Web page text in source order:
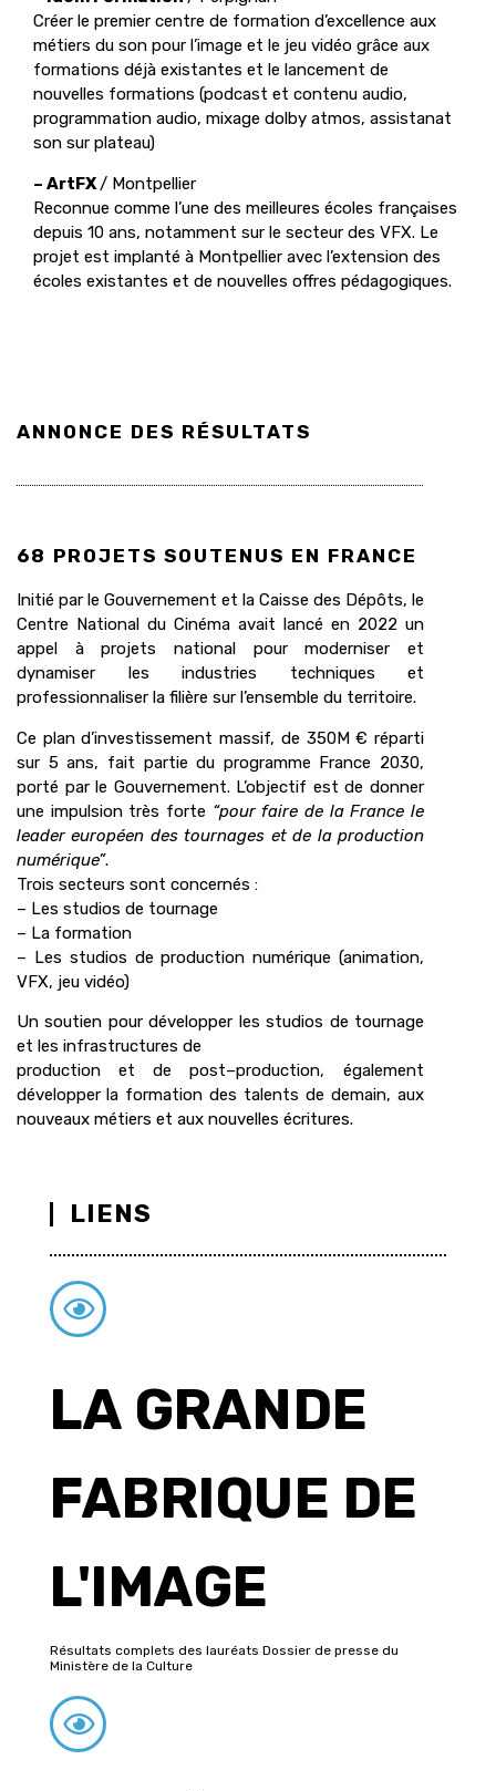
Créer le premier centre de formation d’excellence aux
métiers du son pour l’image et le jeu vidéo grâce aux
formations déjà existantes et le lancement de
nouvelles formations (podcast et contenu audio,
programmation audio, mixage dolby atmos, assistanat
son sur plateau)
– ArtFX/ Montpellier
Reconnue comme l’une des meilleures écoles françaises
depuis 10 ans, notamment sur le secteur des VFX. Le
projet est implanté à Montpellier avec l’extension des
écoles existantes et de nouvelles offres pédagogiques.
ANNONCE DES RÉSULTATS
68 PROJETS SOUTENUS EN FRANCE
Initié par le Gouvernement et la Caisse des Dépôts, le
Centre National du Cinéma avait lancé en 2022 un
appel à projets national pour moderniser et
dynamiser les industries techniques et
professionnaliser la filière sur l’ensemble du territoire.
Ce plan d’investissement massif, de 350M € réparti
sur 5 ans, fait partie du programme France 2030,
porté par le Gouvernement. L’objectif est de donner
une impulsion très forte “pour faire de la France le
leader européen des tournages et de la production
numérique”.
Trois secteurs sont concernés :
– Les studios de tournage
– La formation
– Les studios de production numérique (animation,
VFX, jeu vidéo)
Un soutien pour développer les studios de tournage
et les infrastructures de
production et
de post–production, également
développer la formation des talents de demain, aux
nouveaux métiers et aux nouvelles écritures.
LIENS
LA GRANDE
FABRIQUE DE
L'IMAGE
Résultats complets des lauréats Dossier de presse du
Ministère de la Culture